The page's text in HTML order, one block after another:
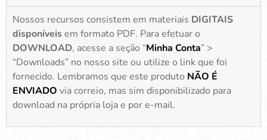
Nossos recursos consistem em materiais DIGITAIS
disponíveisem formato PDF. Para efetuar o
DOWNLOAD, acesse a seção “Minha Conta” >
“Downloads” no nosso site ou utilize o link que foi
fornecido. Lembramos que este produto NÃO É
ENVIADO via correio, mas sim disponibilizado para
download na própria loja e por e-mail.